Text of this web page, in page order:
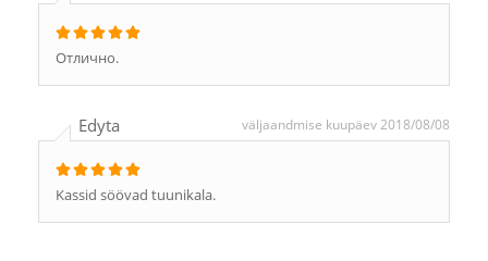
Отлично.
Edyta väljaandmise kuupäev 2018/08/08
Kassid söövad tuunikala.